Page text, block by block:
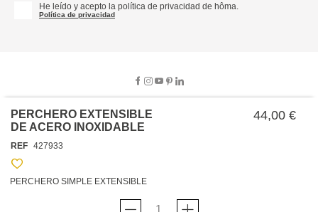
PERCHERO EXTENSIBLE
DE ACERO INOXIDABLE
44,00 €
REF 427933
PERCHERO SIMPLE EXTENSIBLE
He leído y acepto la política de privacidad de hôma.
Política de privacidad
SOBRE NOSOTROS
TRABAJA CON NOSOTROS
POLÍTICAS
PROTECCIÓN DE DATOS